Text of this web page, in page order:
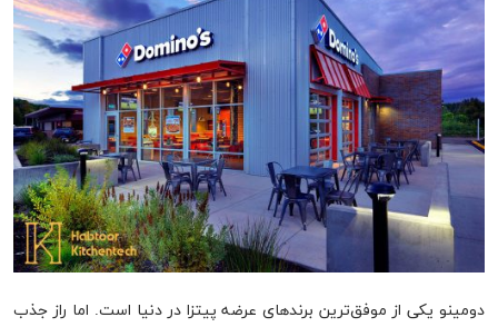
دومینو یکی از موفق‌ترین برندهای عرضه پیتزا در دنیا است. اما راز جذب